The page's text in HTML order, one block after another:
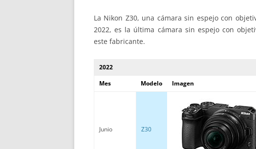
La Nikon Z30, una cámara sin espejo con
2022, es la última cámara sin espejo con
este fabricante.
2022
Mes
Modelo Imagen
Junio Z30